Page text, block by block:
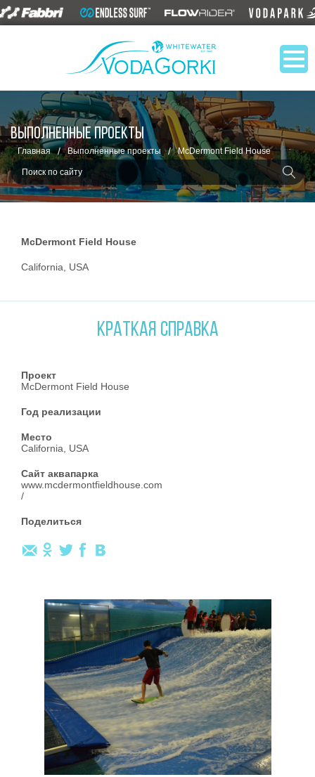
ВЫПОЛНЕННЫЕ ПРОЕКТЫ
Главная / Выполненные проекты / McDermont Field House
McDermont Field House
California, USA
КРАТКАЯ СПРАВКА
Проект
McDermont Field House
Год реализации
Место
California, USA
Сайт аквапарка
www.mcdermontfieldhouse.com
/
Поделиться